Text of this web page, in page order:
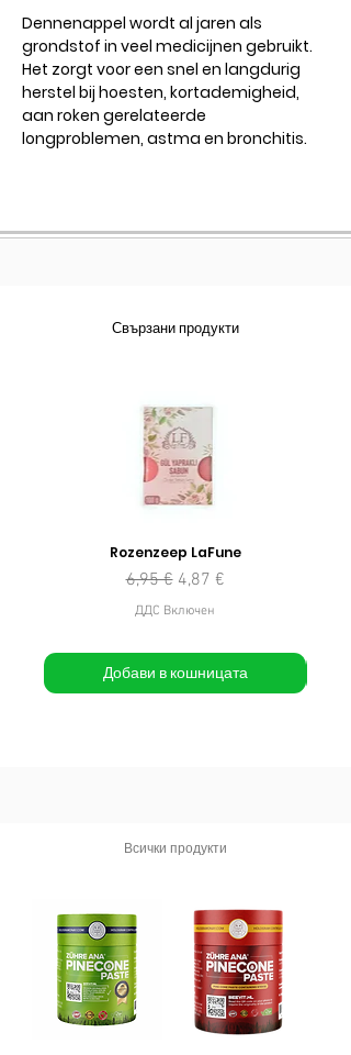
Dennenappel wordt al jaren als
grondstof in veel medicijnen gebruikt.
Het zorgt voor een snel en langdurig
herstel bij hoesten, kortademigheid,
aan roken gerelateerde
longproblemen, astma en bronchitis.
Свързани продукти
Rozenzeep LaFune
Редовна цена
6,95 € Продажна цена
4,87 €
ДДС Включен
Добави в кошницата
Всички продукти